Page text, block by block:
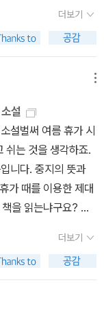
로 타자를 인정할
대 >> 에서 다음과
인간 없이 끝날 것이
고 서로 상생을 도모
아들에게 평화가 찾
위해 알파고의 능력
5) 이다. 이세돌은
패배는 아니다 ' 라고
아니라 인간이다.
있는 법이다. 영화 <
클린트 이스트우드
다. 그게 인생이다.
알파고를 두려워
ㅣ 어쩌면 알파고
견, 서로 돕는 삶이
의견을 내놓았을까!
.) 한 팀이 자신이 가
여 말하면 나머지 다
이에 답하는 형식
대회를 준비하고
했을 거란 생각이 든
보완하기도 하고, 내
왜 여희숙 선생님이
다. 기성세대는 토론
, 말싸움, 상대 헐뜯
깃장을 놓는 거라
다. 토론하다 언성이
을 한다는 느낌을
하고 더 나은 의견
수 있고, 더책 오디
재생한다. 더책이
책을 들을 수 있다
도 사계절, 양철
다림, 뜨인돌, 보림,
어,토토북, 푸른숲
암사, 풀과바람 등....
면 막을 수록 더 돌
장 금서로 만들어라.
지. 아마도 조선의
당하다 신통 방통
기들만의 평등사상
가 자리잡은 조선
을 살 수 밖에 없었
치를 봐야할듯.
더보기
설
설벌써 여름 휴가 시
쉬는 것을 생각하죠.
니다. 중지의 뜻과
가 때를 이용한 제대
을 읽는냐구요? 궁
아 보지 마십시오. 이
는 것을 발견하게 될
려 인종 23년 을축년
, 백제, 신라의 삼국
더보기